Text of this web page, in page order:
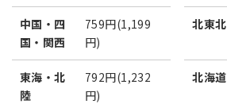
中国・四
国・関西
759円(1,199
円)
東海・北
陸
792円(1,232
円)
北東北
北海道